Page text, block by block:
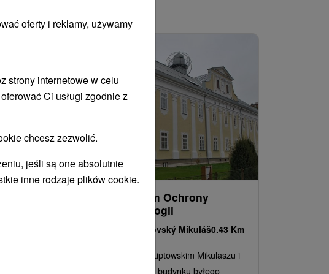
Słowackie Muzeum Ochrony
Przyrody i Speleologii
Liptovský Mikuláš0.43 Km
Muzeum znajduje się w Liptowskim Mikulaszu i
mieści się w zabytkowym budynku byłego
oferty i reklamy, używamy
strony internetowe w celu
Ci usługi zgodnie z
chcesz zezwolić.
jeśli są one absolutnie
inne rodzaje plików cookie.